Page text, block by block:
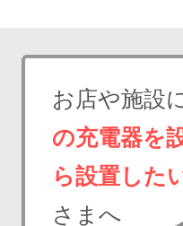
お店や施設
の充電器を
ら設置した
さまへ